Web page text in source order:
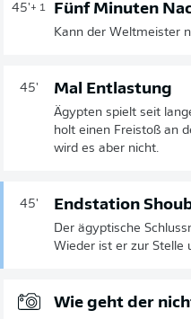
45'+ 1 Fünf Minuten
Kann der Weltmeister
45' Mal Entlastung
Ägypten spielt seit
holt einen Freistoß an
wird es aber nicht.
45' Endstation
Der ägyptische
Wieder ist er zur Stelle
Wie geht der